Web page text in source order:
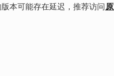
本可能存在延迟，推荐访问